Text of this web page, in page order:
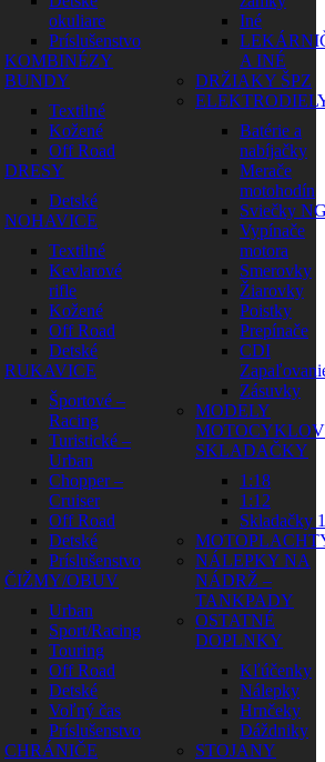
okuliare
Príslušenstvo
KOMBINÉZY
BUNDY
Textilné
Kožené
Off Road
DRESY
Detské
NOHAVICE
Textilné
Kevlarové
rifle
Kožené
Off Road
Detské
RUKAVICE
Športové –
Racing
Turistické –
Urban
Chopper –
Cruiser
Off Road
Detské
Príslušenstvo
ČIŽMY/OBUV
Urban
Sport/Racing
Touring
Off Road
Detské
Voľný čas
Príslušenstvo
CHRÁNIČE
Iné
A INÉ
DRŽIAKY ŠPZ
Batérie a
nabíjačky
Merače
motohodín
Sviečky
Vypínače
motora
Smerovky
Žiarovky
Poistky
Prepínače
CDI
Zásuvky
MODELY
SKLADAČKY
1:18
1:12
Skladačky
NÁLEPKY NA
NÁDRŽ –
TANKPADY
OSTATNÉ
DOPLNKY
Kľúčenky
Nálepky
Hrnčeky
Dáždniky
STOJANY